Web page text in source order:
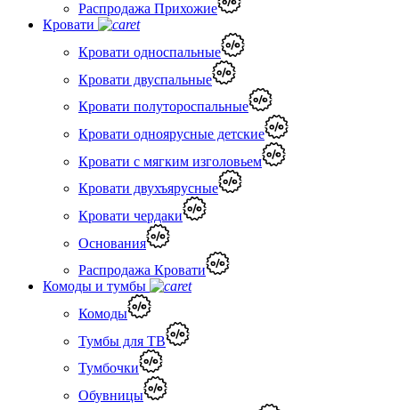
Распродажа Прихожие
Кровати
Кровати односпальные
Кровати двуспальные
Кровати полутороспальные
Кровати одноярусные детские
Кровати с мягким изголовьем
Кровати двухъярусные
Кровати чердаки
Основания
Распродажа Кровати
Комоды и тумбы
Комоды
Тумбы для ТВ
Тумбочки
Обувницы